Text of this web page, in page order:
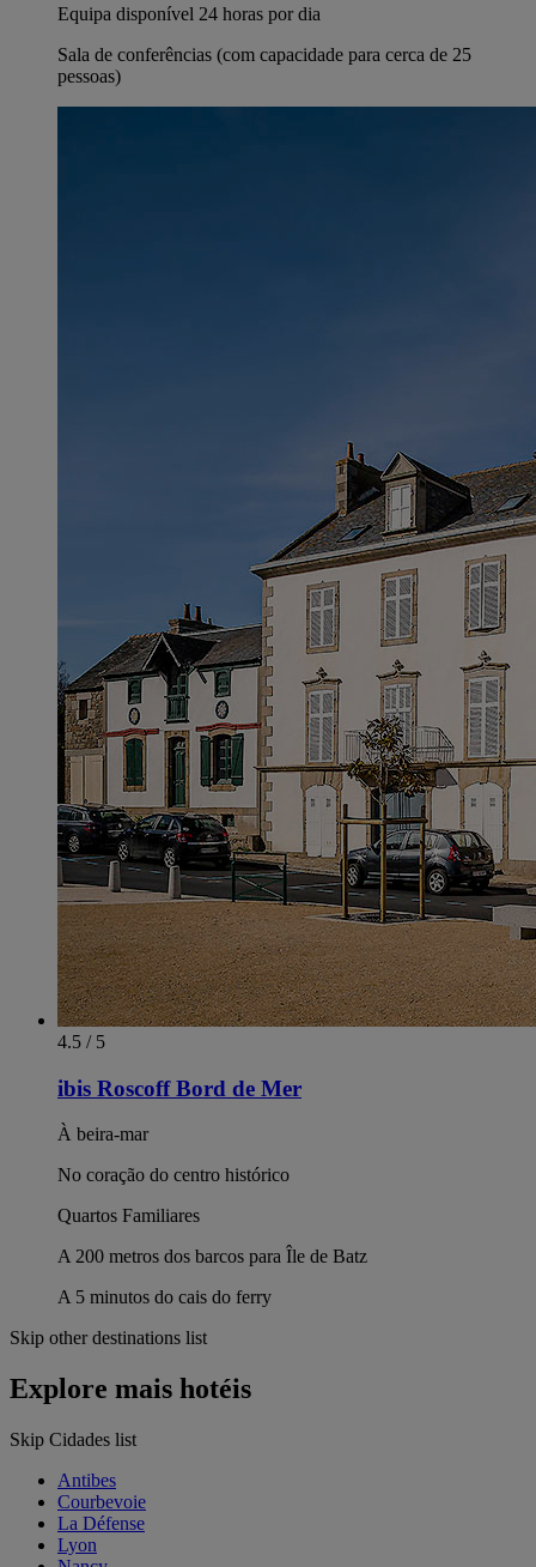
Equipa disponível 24 horas por dia
Sala de conferências (com capacidade para cerca de 25
pessoas)
4.5 / 5
ibis Roscoff Bord de Mer
À beira-mar
No coração do centro histórico
Quartos Familiares
A 200 metros dos barcos para Île de Batz
A 5 minutos do cais do ferry
Skip other destinations list
Explore mais hotéis
Skip Cidades list
Antibes
Courbevoie
La Défense
Lyon